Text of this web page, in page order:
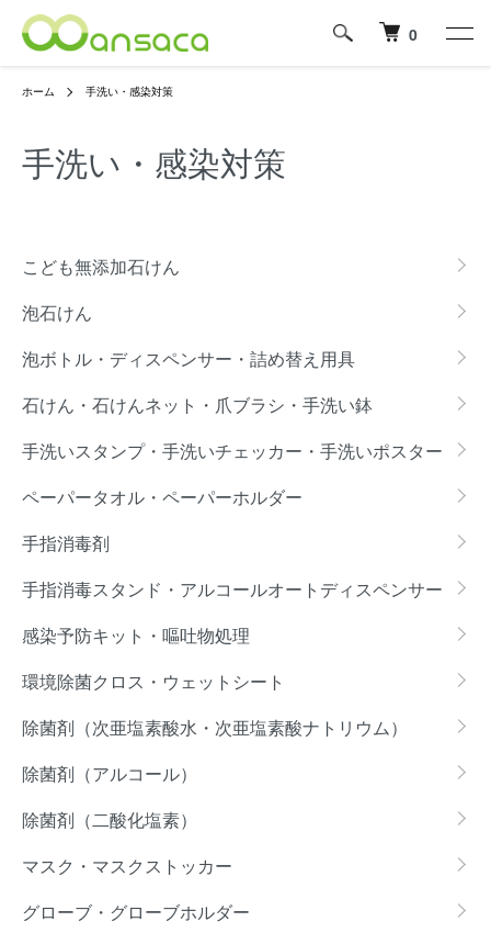
0
ホーム 手洗い・感染対策
手洗い・感染対策
こども無添加石けん
泡石けん
泡ボトル・ディスペンサー・詰め替え用具
石けん・石けんネット・爪ブラシ・手洗い鉢
手洗いスタンプ・手洗いチェッカー・手洗いポスター
ペーパータオル・ペーパーホルダー
手指消毒剤
手指消毒スタンド・アルコールオートディスペンサー
感染予防キット・嘔吐物処理
環境除菌クロス・ウェットシート
除菌剤（次亜塩素酸水・次亜塩素酸ナトリウム）
除菌剤（アルコール）
除菌剤（二酸化塩素）
マスク・マスクストッカー
グローブ・グローブホルダー